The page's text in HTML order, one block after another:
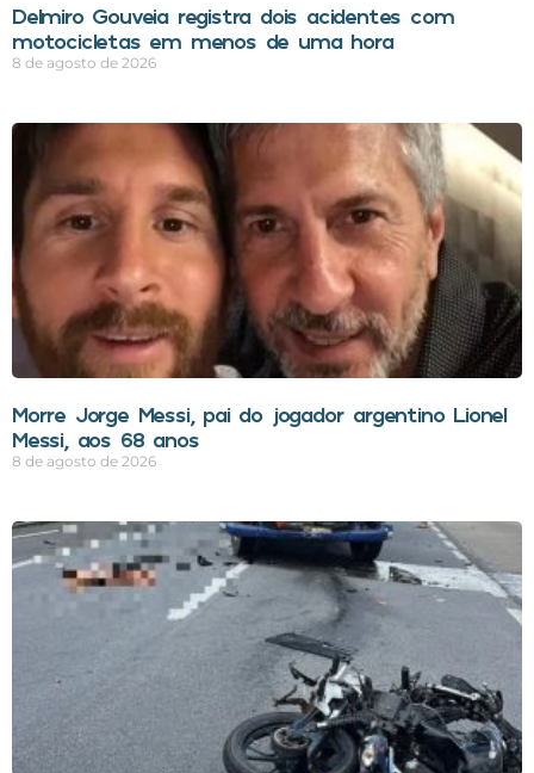
Delmiro Gouveia registra dois acidentes com
motocicletas em menos de uma hora
8 de agosto de 2026
Morre Jorge Messi, pai do jogador argentino Lionel
Messi, aos 68 anos
8 de agosto de 2026